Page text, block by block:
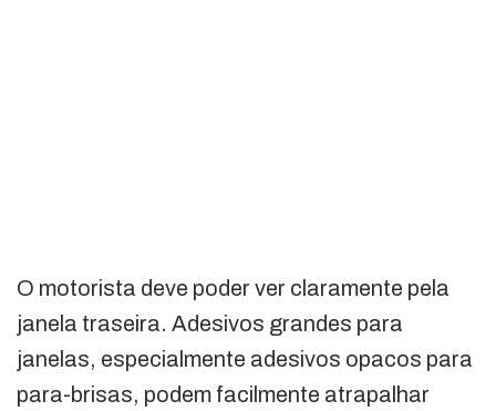
O motorista deve poder ver claramente pela
janela traseira. Adesivos grandes para
janelas, especialmente adesivos opacos para
para-brisas, podem facilmente atrapalhar